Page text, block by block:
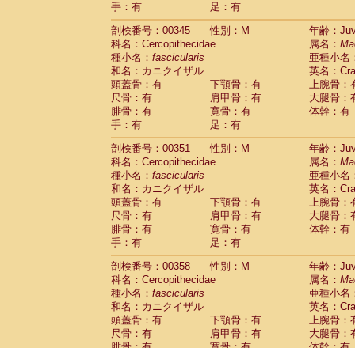
手：有
足：有
剖検番号：00345
性別：M
年齢：
科名：Cercopithecidae
属名：
種小名： fascicularis
亜種小名
和名：カニクイザル
英名：
頭蓋骨：有
下顎骨：有
上腕骨：
尺骨：有
肩甲骨：有
大腿骨：
腓骨：有
寛骨：有
体幹：有
手：有
足：有
剖検番号：00351
性別：M
年齢：
科名：Cercopithecidae
属名：
種小名： fascicularis
亜種小名
和名：カニクイザル
英名：
頭蓋骨：有
下顎骨：有
上腕骨：
尺骨：有
肩甲骨：有
大腿骨：
腓骨：有
寛骨：有
体幹：有
手：有
足：有
剖検番号：00358
性別：M
年齢：
科名：Cercopithecidae
属名：
種小名： fascicularis
亜種小名
和名：カニクイザル
英名：
頭蓋骨：有
下顎骨：有
上腕骨：
尺骨：有
肩甲骨：有
大腿骨：